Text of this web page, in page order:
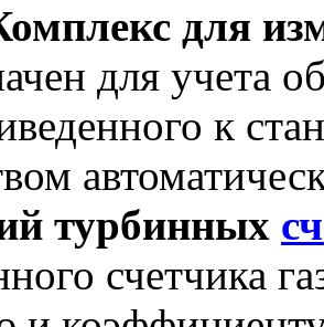
для
для учета
к
турбинных
счетчика